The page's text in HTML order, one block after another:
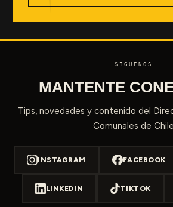
SÍGUENOS
MANTENTE
Tips, novedades y contenido del
Comunales de Chile
INSTAGRAM FACEBOOK
LINKEDIN TIKTOK